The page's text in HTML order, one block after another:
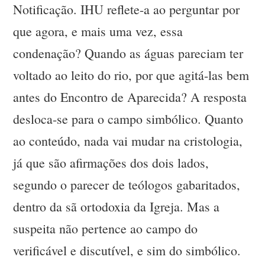
Notificação. IHU reflete-a ao perguntar por
que agora, e mais uma vez, essa
condenação? Quando as águas pareciam ter
voltado ao leito do rio, por que agitá-las bem
antes do Encontro de Aparecida? A resposta
desloca-se para o campo simbólico. Quanto
ao conteúdo, nada vai mudar na cristologia,
já que são afirmações dos dois lados,
segundo o parecer de teólogos gabaritados,
dentro da sã ortodoxia da Igreja. Mas a
suspeita não pertence ao campo do
verificável e discutível, e sim do simbólico.